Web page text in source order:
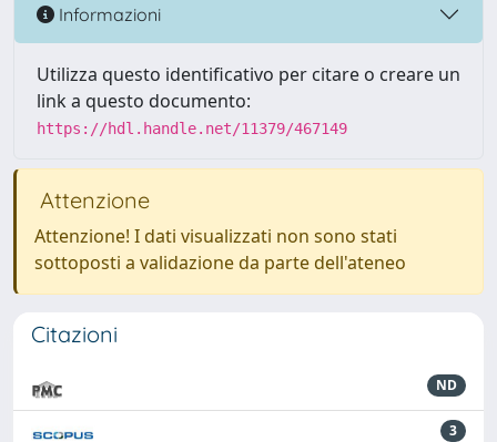
Informazioni
Utilizza questo identificativo per citare o creare un
link a questo documento:
https://hdl.handle.net/11379/467149
Attenzione
Attenzione! I dati visualizzati non sono stati
sottoposti a validazione da parte dell'ateneo
Citazioni
ND
3